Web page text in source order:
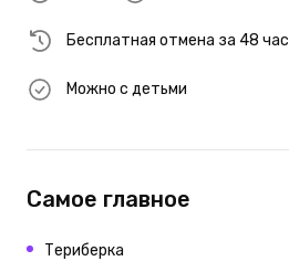
Бесплатная отмена за 48
Можно с детьми
Самое главное
Териберка